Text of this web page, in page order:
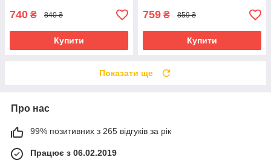
740 ₴ 840 ₴
Купити
759 ₴ 859 ₴
Купити
Показати ще
Про нас
99% позитивних з 265 відгуків за рік
Працює з 06.02.2019